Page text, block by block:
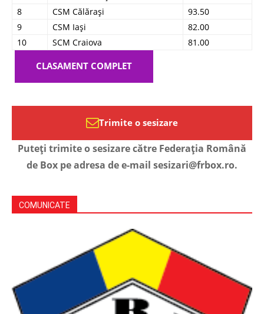
8
CSM Călărași
93.50
9
CSM Iași
82.00
10
SCM Craiova 81.00
CLASAMENT COMPLET
Trimite o sesizare
Puteți trimite o sesizare către Federația Română
de Box pe adresa de e-mail sesizari@frbox.ro.
COMUNICATE